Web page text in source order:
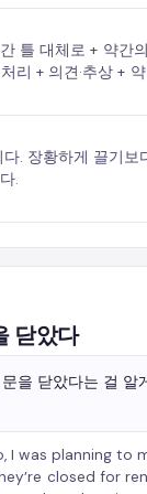
틀 대체로 + 약간
리 + 의견·추상 +
. 장황하게 끌기
.
닫았다
을 닫았다는 걸 알
I was planning
closed for